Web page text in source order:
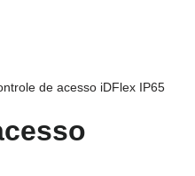
de acesso iDFlex IP65